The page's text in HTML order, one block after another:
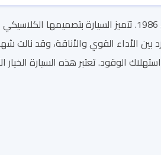
تعد أوبل ريكورد من أبرز رموز صناعة السيارات الألمانية، حيث بدأ إنتاجها عام 1953 واستمر حتى
بين الأداء القوي والأناقة، وقد
الوقود. تعتبر هذه السيارة الخيار